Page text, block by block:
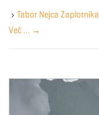
y
w
r
Tabor Nejca Zaplotnika
Več … →